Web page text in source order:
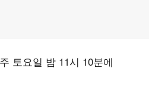
토요일 밤 11시 10분에